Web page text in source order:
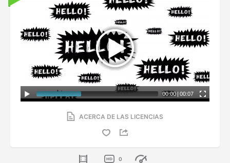
00:00 | 00:07
ACERCA DE LAS LICENCIAS
0